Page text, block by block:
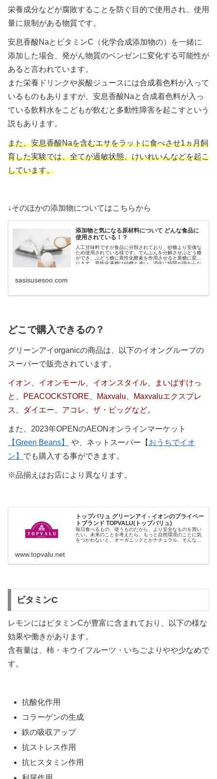
栄養成分などが腐敗することを防ぐ目的で使用され、使用
量に規制がある物質です。
安息香酸NaとビタミンC（化学合成添加物の）を一緒に
添加した場合、発がん物質のベンゼンに変化する可能性が
あると言われています。
また栄養ドリンクや炭酸ジュースには合成着色料が入って
いるものもありますが、安息香酸Naと合成着色料が入っ
ている飲料水をこどもが飲むと多動性障害を起こすという
説もあります。
また、安息香酸Naを含むエサをラットに食べさせ1ヵ月飼
育した実験では、全てが過敏状態、けいれいんなどを起こ
しています。
↓そのほかの添加物についてはこちらから
添加物と気になる原材料について どんな食品に
使用されている！？
人工甘味料ですが食品に分類されており、砂糖より安価な
ため使用されている様です。でんぷんを分解させぶどう糖
ができ、ぶどう糖に異性化酵素を作用させると果糖に変わ
ります。異性化液糖は砂糖と違い、消化に時間が掛からな
sasisusesoo.com
どこで購入できるの？
グリーンアイorganicの商品は、以下のイオングループの
スーパーで販売されています。
イオン、イオンモール、イオンスタイル、まいばすけっ
と、PEACOCKSTORE、Maxvalu、Maxvaluエクスプレ
ス、ダイエー、アコレ、ザ・ビッグなど。
また、2023年OPENのAEONオンラインマーケット
【Green Beans】
や、ネットスーパー【 おうちでイオ
ン】 でも購入する事ができます。
※品揃えはお店により異なります。
トップバリュ グリーンアイ - イオンのプライベー
トブランド TOPVALU(トップバリュ)
毎日食べるもの、使うものだから、より安全なものを買い
たい。未来のことを考えたら、もっと自然環境のことに気
をつかわないと。オーガニックとかナチュラル、そんな言
www.topvalu.net
ビタミンC
レモンにはビタミンCが豊富に含まれており、以下の様な
効果や働きがあります。
含有量は、柿・キウイフルーツ・いちごよりやや少なめで
す。
抗酸化作用
コラーゲンの生成
鉄の吸収アップ
抗ストレス作用
抗ヒスタミン作用